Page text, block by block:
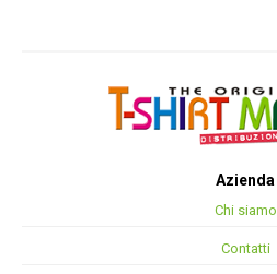
Azienda
Chi siamo
Contatti